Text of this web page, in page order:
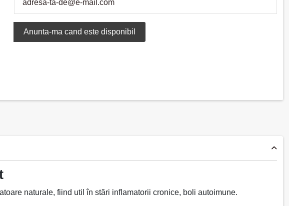
naturale, fiind util în stări inflamatorii cronice, boli autoimune.